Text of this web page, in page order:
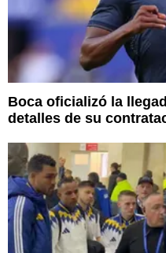
Boca oficializó la
detalles de su